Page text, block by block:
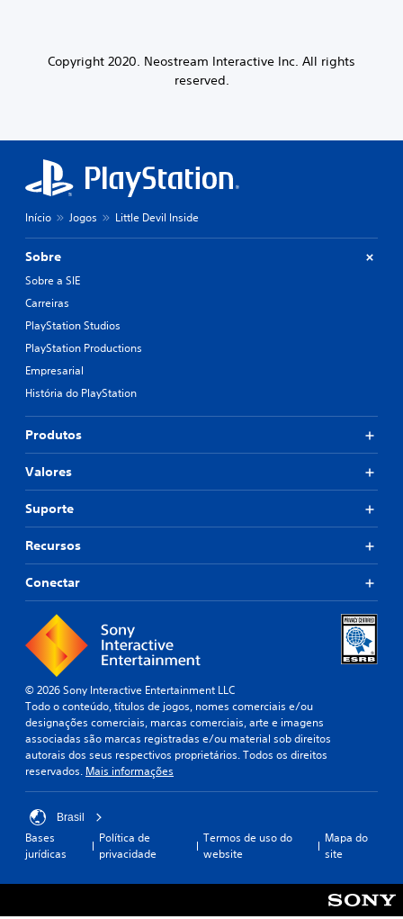
Copyright 2020. Neostream Interactive Inc. All rights
reserved.
Início Jogos Little Devil Inside
Sobre
Sobre a SIE
Carreiras
PlayStation Studios
PlayStation Productions
Empresarial
História do PlayStation
Produtos
Valores
Suporte
Recursos
Conectar
© 2026 Sony Interactive Entertainment LLC
Todo o conteúdo, títulos de jogos, nomes comerciais e/ou
designações comerciais, marcas comerciais, arte e imagens
associadas são marcas registradas e/ou material sob direitos
autorais dos seus respectivos proprietários. Todos os direitos
reservados. Mais informações
Brasil
Bases
jurídicas
Política de
privacidade
Termos de uso do
website
Mapa do
site